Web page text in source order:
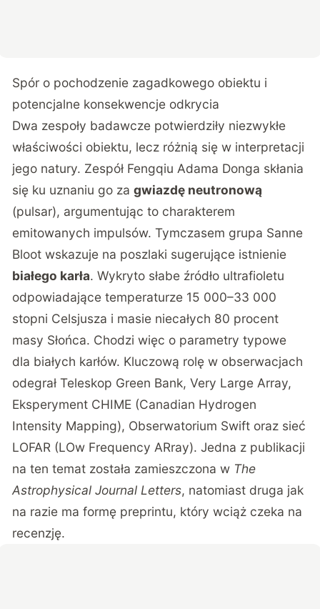
Spór o pochodzenie zagadkowego obiektu i
potencjalne konsekwencje odkrycia
Dwa zespoły badawcze potwierdziły niezwykłe
właściwości obiektu, lecz różnią się w interpretacji
jego natury. Zespół Fengqiu Adama Donga skłania
się ku uznaniu go zagwiazdę neutronową
(pulsar), argumentując to charakterem
emitowanych impulsów. Tymczasem grupa Sanne
Bloot wskazuje na poszlaki sugerujące istnienie
białego karła. Wykryto słabe źródło ultrafioletu
odpowiadające temperaturze 15 000–33 000
stopni Celsjusza i masie niecałych 80 procent
masy Słońca. Chodzi więc o parametry typowe
dla białych karłów. Kluczową rolę w obserwacjach
odegrał Teleskop Green Bank, Very Large Array,
Eksperyment CHIME (Canadian Hydrogen
Intensity Mapping), Obserwatorium Swift oraz sieć
LOFAR (LOw Frequency ARray). Jedna z publikacji
na ten temat została zamieszczona w The
Astrophysical Journal Letters, natomiast druga jak
na razie ma formę preprintu, który wciąż czeka na
recenzję.